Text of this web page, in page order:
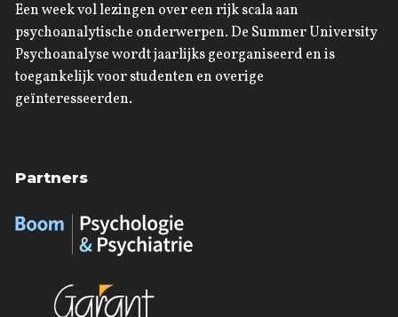
Een week vol lezingen over een rijk scala aan
psychoanalytische onderwerpen. De Summer University
Psychoanalyse wordt jaarlijks georganiseerd en is
toegankelijk voor studenten en overige
geïnteresseerden.
Partners